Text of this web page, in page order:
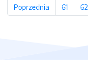
Poprzednia strona
61 strona
62